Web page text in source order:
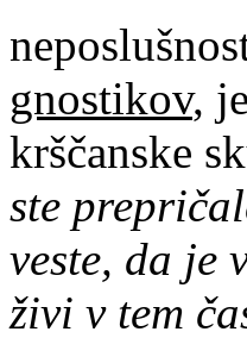
gnostikov,
krščanske
ste
veste, da je
živi v tem